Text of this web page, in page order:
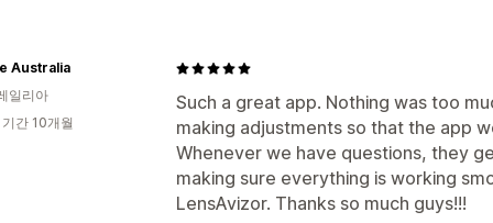
Such a great app. Nothing was too
making adjustments so that the app
Whenever we have questions, they
making sure everything is working
LensAvizor. Thanks so much guys!!!
Australia
일리아
간 10개월